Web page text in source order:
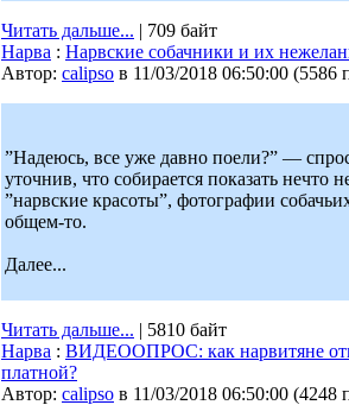
Читать дальше... | 709 байт
Нарва : Нарвские собачники и их
Автор: calipso в 11/03/2018 06:50:00 (5586
”Надеюсь, все уже давно поели?” —
уточнив, что собирается показать
”нарвские красоты”, фотографии
общем-то.
Далее...
Читать дальше... | 5810 байт
Нарва : ВИДЕООПРОС: как нарвитяне
платной?
Автор: calipso в 11/03/2018 06:50:00 (4248